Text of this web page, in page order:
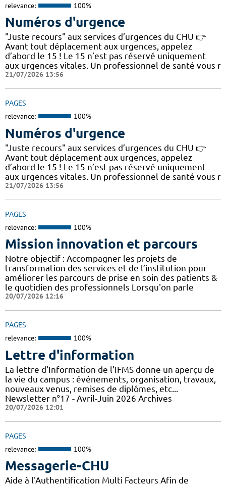
relevance: 100%
Numéros d'urgence
"Juste recours" aux services d’urgences du CHU 👉
Avant tout déplacement aux urgences, appelez
d’abord le 15 ! Le 15 n’est pas réservé uniquement
aux urgences vitales. Un professionnel de santé vous r
21/07/2026 13:56
PAGES
relevance: 100%
Numéros d'urgence
"Juste recours" aux services d’urgences du CHU 👉
Avant tout déplacement aux urgences, appelez
d’abord le 15 ! Le 15 n’est pas réservé uniquement
aux urgences vitales. Un professionnel de santé vous r
21/07/2026 13:56
PAGES
relevance: 100%
Mission innovation et parcours
Notre objectif : Accompagner les projets de
transformation des services et de l’institution pour
améliorer les parcours de prise en soin des patients &
le quotidien des professionnels Lorsqu'on parle
20/07/2026 12:16
PAGES
relevance: 100%
Lettre d'information
La lettre d'Information de l'IFMS donne un aperçu de
la vie du campus : événements, organisation, travaux,
nouveaux venus, remises de diplômes, etc...
Newsletter n°17 - Avril-Juin 2026 Archives
20/07/2026 12:01
PAGES
relevance: 100%
Messagerie-CHU
Aide à l'Authentification Multi Facteurs Afin de